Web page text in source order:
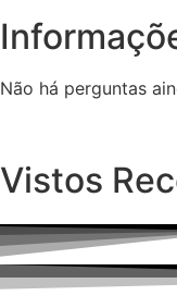
Não há perguntas
Vistos